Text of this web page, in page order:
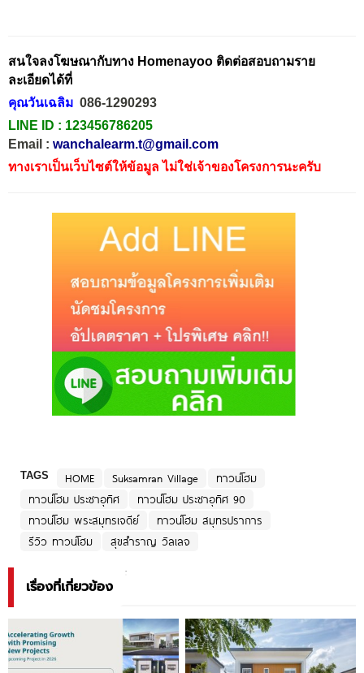
สนใจลงโฆษณากับทาง Homenayoo ติดต่อสอบถามราย
ละเอียดได้ที่
คุณวันเฉลิม 086-1290293
LINE ID : 123456786205
Email : wanchalearm.t@gmail.com
ทางเราเป็นเว็บไซต์ให้ข้อมูล ไม่ใช่เจ้าของโครงการนะครับ
TAGS HOME Suksamran Village
ทาวน์โฮม
ทาวน์โฮม ประชาอุทิศ
ทาวน์โฮม ประชาอุทิศ 90
ทาวน์โฮม พระสมุทรเจดีย์
ทาวน์โฮม สมุทรปราการ
รีวิว ทาวน์โฮม
สุขสำราญ วิลเลจ
เรื่องที่เกี่ยวข้อง